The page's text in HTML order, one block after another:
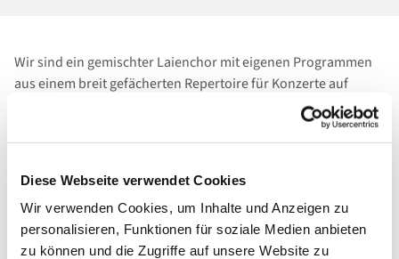
Diese Webseite verwendet Cookies
Wir verwenden Cookies, um Inhalte und Anzeigen zu
personalisieren, Funktionen für soziale Medien anbieten
zu können und die Zugriffe auf unsere Website zu
Wir sind ein gemischter Laienchor mit eigenen Programmen
aus einem breit gefächerten Repertoire für Konzerte auf
öffentlichen Bühnen, in Kirchen sowie Räumen sozialer
Berliner Lehrerensembles, fühlen wir uns eng mit dem
humanistischen Gedankengut der Lehrertradition verbunden.